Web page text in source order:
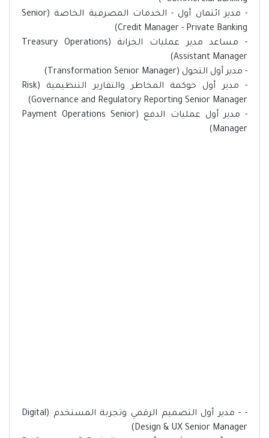
- مدير ائتمان أول - الخدمات المصرفية الخاصة (Senior
Credit Manager - Private Banking)
- مساعد مدير عمليات الخزانة (Treasury Operations
Assistant Manager)
- مدير أول التحول (Transformation Senior Manager)
- مدير أول حوكمة المخاطر والتقارير التنظيمية (Risk
Governance and Regulatory Reporting Senior Manager)
- مدير أول عمليات الدفع (Payment Operations Senior
Manager)
- - مدير أول التصميم الرقمي وتجربة المستخدم (Digital
Design & UX Senior Manager)